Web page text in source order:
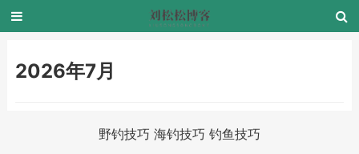
2026年7月
野钓技巧 海钓技巧 钓鱼技巧